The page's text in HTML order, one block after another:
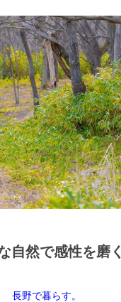
自然で感性を磨く
長野で暮らす。